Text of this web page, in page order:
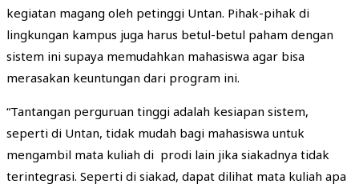
kegiatan magang oleh petinggi Untan. Pihak-pihak di
lingkungan kampus juga harus betul-betul paham dengan
sistem ini supaya memudahkan mahasiswa agar bisa
merasakan keuntungan dari program ini.
“Tantangan perguruan tinggi adalah kesiapan sistem,
seperti di Untan, tidak mudah bagi mahasiswa untuk
mengambil mata kuliah di prodi lain jika siakadnya tidak
terintegrasi. Seperti di siakad, dapat dilihat mata kuliah apa